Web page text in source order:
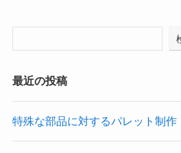
最近の投稿
特殊な部品に対するパレット制作